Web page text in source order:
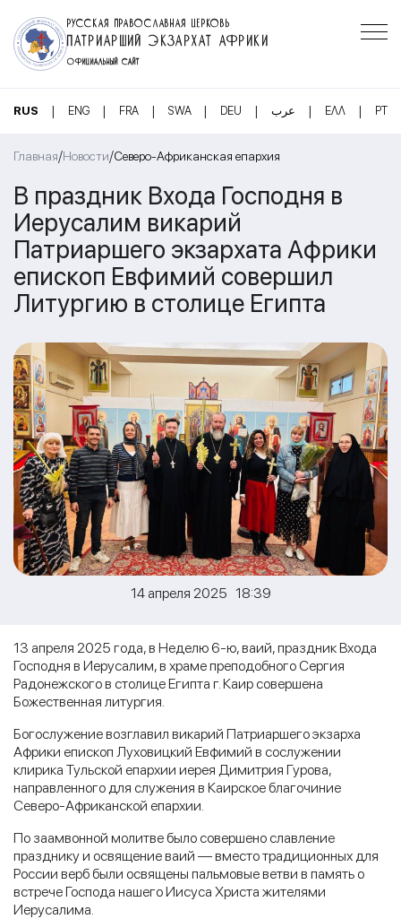
РУССКАЯ ПРАВОСЛАВНАЯ ЦЕРКОВЬ
ПАТРИАРШИЙ ЭКЗАРХАТ АФРИКИ
ОФИЦИАЛЬНЫЙ САЙТ
RUS | ENG | FRA | SWA | DEU | عرب | ΕΛΛ | PT
Главная/Новости/Северо-Африканская епархия
В праздник Входа Господня в
Иерусалим викарий
Патриаршего экзархата Африки
епископ Евфимий совершил
Литургию в столице Египта
14 апреля 2025 18:39
13 апреля 2025 года, в Неделю 6-ю, ваий, праздник Входа
Господня в Иерусалим, в храме преподобного Сергия
Радонежского в столице Египта г. Каир совершена
Божественная литургия.
Богослужение возглавил викарий Патриаршего экзарха
Африки епископ Луховицкий Евфимий в сослужении
клирика Тульской епархии иерея Димитрия Гурова,
направленного для служения в Каирское благочиние
Северо-Африканской епархии.
По заамвонной молитве было совершено славление
празднику и освящение ваий — вместо традиционных для
России верб были освящены пальмовые ветви в память о
встрече Господа нашего Иисуса Христа жителями
Иерусалима.